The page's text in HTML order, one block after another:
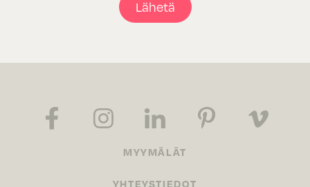
Lähetä
MYYMÄLÄT
YHTEYSTIEDOT